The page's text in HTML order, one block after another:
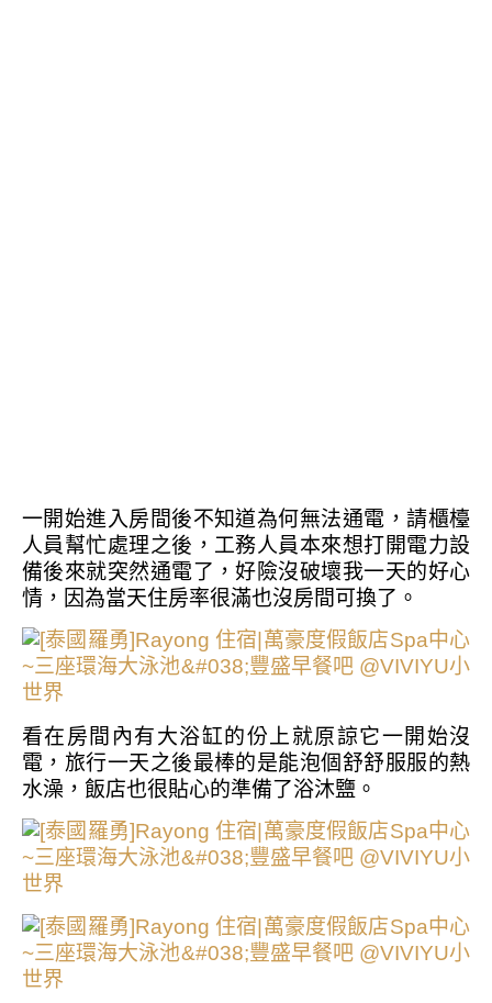
一開始進入房間後不知道為何無法通電，請櫃檯
人員幫忙處理之後，工務人員本來想打開電力設
備後來就突然通電了，好險沒破壞我一天的好心
情，因為當天住房率很滿也沒房間可換了。
看在房間內有大浴缸的份上就原諒它一開始沒
電，旅行一天之後最棒的是能泡個舒舒服服的熱
水澡，飯店也很貼心的準備了浴沐鹽。